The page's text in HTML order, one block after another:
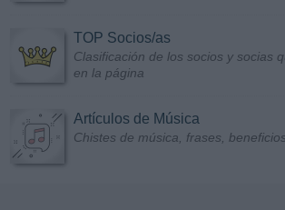
TOP Socios/as
Clasificación de los socios y socias
en la página
Artículos de Música
Chistes de música, frases,